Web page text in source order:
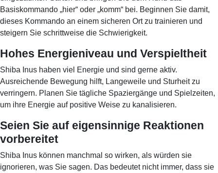
Basiskommando „hier“ oder „komm“ bei. Beginnen Sie damit,
dieses Kommando an einem sicheren Ort zu trainieren und
steigern Sie schrittweise die Schwierigkeit.
Hohes Energieniveau und Verspieltheit
Shiba Inus haben viel Energie und sind gerne aktiv.
Ausreichende Bewegung hilft, Langeweile und Sturheit zu
verringern. Planen Sie tägliche Spaziergänge und Spielzeiten,
um ihre Energie auf positive Weise zu kanalisieren.
Seien Sie auf eigensinnige Reaktionen
vorbereitet
Shiba Inus können manchmal so wirken, als würden sie
ignorieren, was Sie sagen. Das bedeutet nicht immer, dass sie